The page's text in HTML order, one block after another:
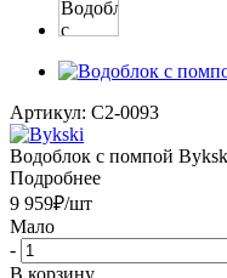
Артикул: C2-0093
Водоблок с помпой
Подробнее
9 959₽/шт
Мало
-
В корзину